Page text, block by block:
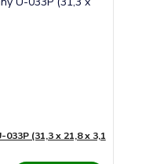
(31,3 x 21,8 x 3,1